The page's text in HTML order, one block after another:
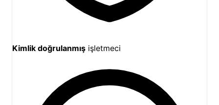
Kimlik doğrulanmış işletmeci